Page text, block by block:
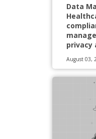
Data
privacy
August 03,